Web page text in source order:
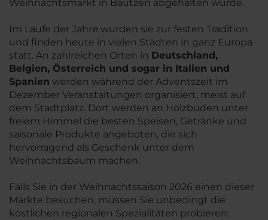
Weihnachtsmarkt in Bautzen abgehalten wurde.
Im Laufe der Jahre wurden sie zur festen Tradition
und finden heute in vielen Städten in ganz Europa
statt. An zahlreichen Orten in Deutschland,
Belgien, Österreich und sogar in Italien und
Spanien werden während der Adventszeit im
Dezember Veranstaltungen organisiert, meist auf
dem Stadtplatz. Dort werden an Holzbuden unter
freiem Himmel die besten Speisen, Getränke und
saisonale Produkte angeboten, die sich
hervorragend als Geschenk unter dem
Weihnachtsbaum machen.
Falls Sie in der Weihnachtssaison 2026 einen dieser
Märkte besuchen, müssen Sie unbedingt die
köstlichen regionalen Spezialitäten probieren: